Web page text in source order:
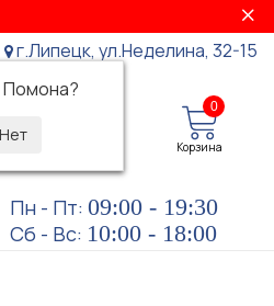
Помона?
г.Липецк, ул.Неделина, 32-15
0
Корзина
Пн - Пт: 09:00 - 19:30
Сб - Вс: 10:00 - 18:00